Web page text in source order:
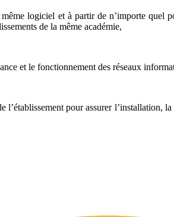
logiciel et à partir de n’importe
de la même académie,
et le fonctionnement des réseaux
pour assurer l’installation,